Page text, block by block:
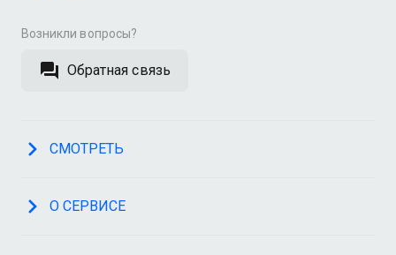
Возникли вопросы?
Обратная связь
СМОТРЕТЬ
О СЕРВИСЕ